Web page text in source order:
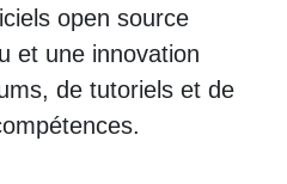
open source
et une innovation
de tutoriels et de